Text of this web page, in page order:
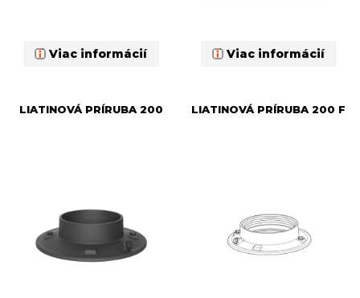
Viac informácií Viac informácií
LIATINOVÁ PRÍRUBA 200 LIATINOVÁ PRÍRUBA 200 F